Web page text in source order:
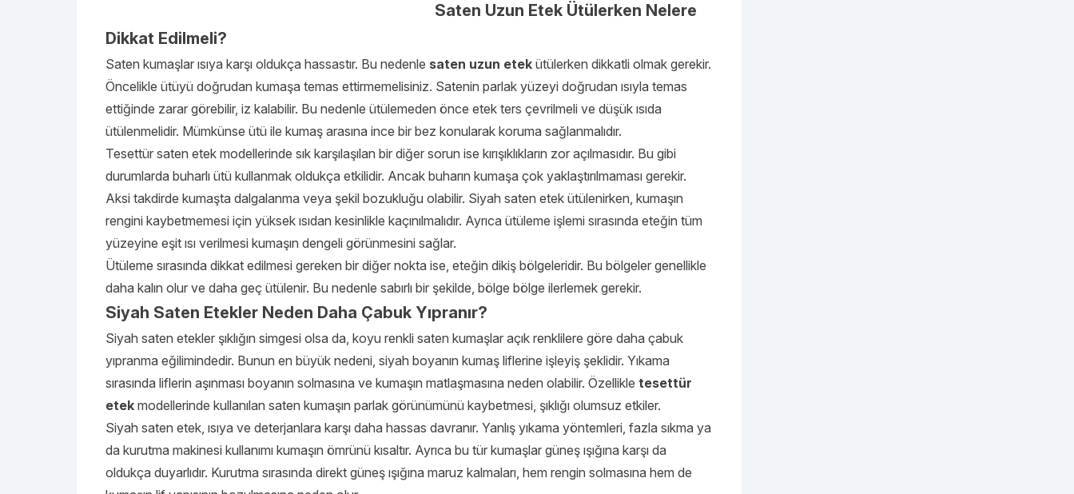
Saten Uzun Etek Ütülerken Nelere
Dikkat Edilmeli?
Saten kumaşlar ısıya karşı oldukça hassastır. Bu nedenle saten uzun etek ütülerken dikkatli olmak gerekir.
Öncelikle ütüyü doğrudan kumaşa temas ettirmemelisiniz. Satenin parlak yüzeyi doğrudan ısıyla temas
ettiğinde zarar görebilir, iz kalabilir. Bu nedenle ütülemeden önce etek ters çevrilmeli ve düşük ısıda
ütülenmelidir. Mümkünse ütü ile kumaş arasına ince bir bez konularak koruma sağlanmalıdır.
Tesettür saten etek modellerinde sık karşılaşılan bir diğer sorun ise kırışıklıkların zor açılmasıdır. Bu gibi
durumlarda buharlı ütü kullanmak oldukça etkilidir. Ancak buharın kumaşa çok yaklaştırılmaması gerekir.
Aksi takdirde kumaşta dalgalanma veya şekil bozukluğu olabilir. Siyah saten etek ütülenirken, kumaşın
rengini kaybetmemesi için yüksek ısıdan kesinlikle kaçınılmalıdır. Ayrıca ütüleme işlemi sırasında eteğin tüm
yüzeyine eşit ısı verilmesi kumaşın dengeli görünmesini sağlar.
Ütüleme sırasında dikkat edilmesi gereken bir diğer nokta ise, eteğin dikiş bölgeleridir. Bu bölgeler genellikle
daha kalın olur ve daha geç ütülenir. Bu nedenle sabırlı bir şekilde, bölge bölge ilerlemek gerekir.
Siyah Saten Etekler Neden Daha Çabuk Yıpranır?
Siyah saten etekler şıklığın simgesi olsa da, koyu renkli saten kumaşlar açık renklilere göre daha çabuk
yıpranma eğilimindedir. Bunun en büyük nedeni, siyah boyanın kumaş liflerine işleyiş şeklidir. Yıkama
sırasında liflerin aşınması boyanın solmasına ve kumaşın matlaşmasına neden olabilir. Özellikle tesettür
etek modellerinde kullanılan saten kumaşın parlak görünümünü kaybetmesi, şıklığı olumsuz etkiler.
Siyah saten etek, ısıya ve deterjanlara karşı daha hassas davranır. Yanlış yıkama yöntemleri, fazla sıkma ya
da kurutma makinesi kullanımı kumaşın ömrünü kısaltır. Ayrıca bu tür kumaşlar güneş ışığına karşı da
oldukça duyarlıdır. Kurutma sırasında direkt güneş ışığına maruz kalmaları, hem rengin solmasına hem de